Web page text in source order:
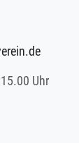
Uhr